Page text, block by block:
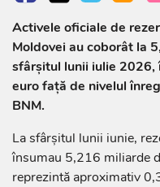
Activele oficiale de
Moldovei au coborât la
sfârșitul lunii iulie 2026,
euro față de nivelul
BNM.
La sfârșitul lunii iunie,
însumau 5,216 miliarde
reprezintă aproximativ